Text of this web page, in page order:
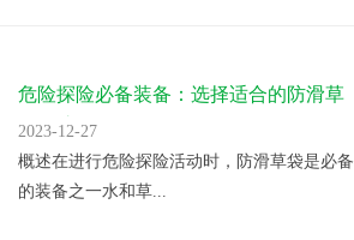
危险探险必备装备：选择适合的防滑草
袋保护自己
2023-12-27
概述在进行危险探险活动时，防滑草袋是必备
的装备之一水和草...